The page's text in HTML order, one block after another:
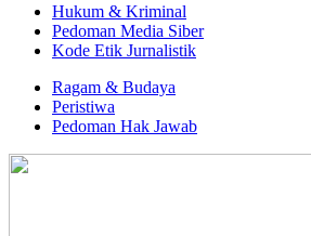
Hukum & Kriminal
Pedoman Media Siber
Kode Etik Jurnalistik
Ragam & Budaya
Peristiwa
Pedoman Hak Jawab